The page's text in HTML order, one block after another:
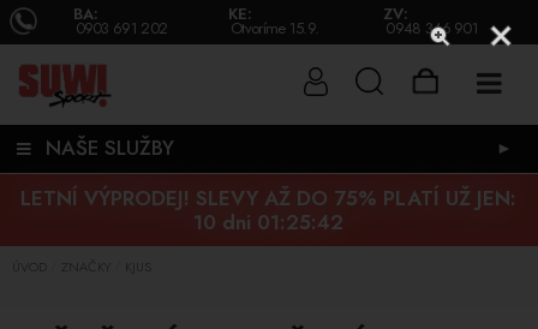
BA:
0903 691 202
KE:
Otvoríme 15.9.
ZV:
0948 346 901
NAŠE SLUŽBY ►
LETNÍ VÝPRODEJ! SLEVY AŽ DO 75% PLATÍ UŽ JEN:
10 dni 01:25:42
ÚVOD ZNAČKY KJUS